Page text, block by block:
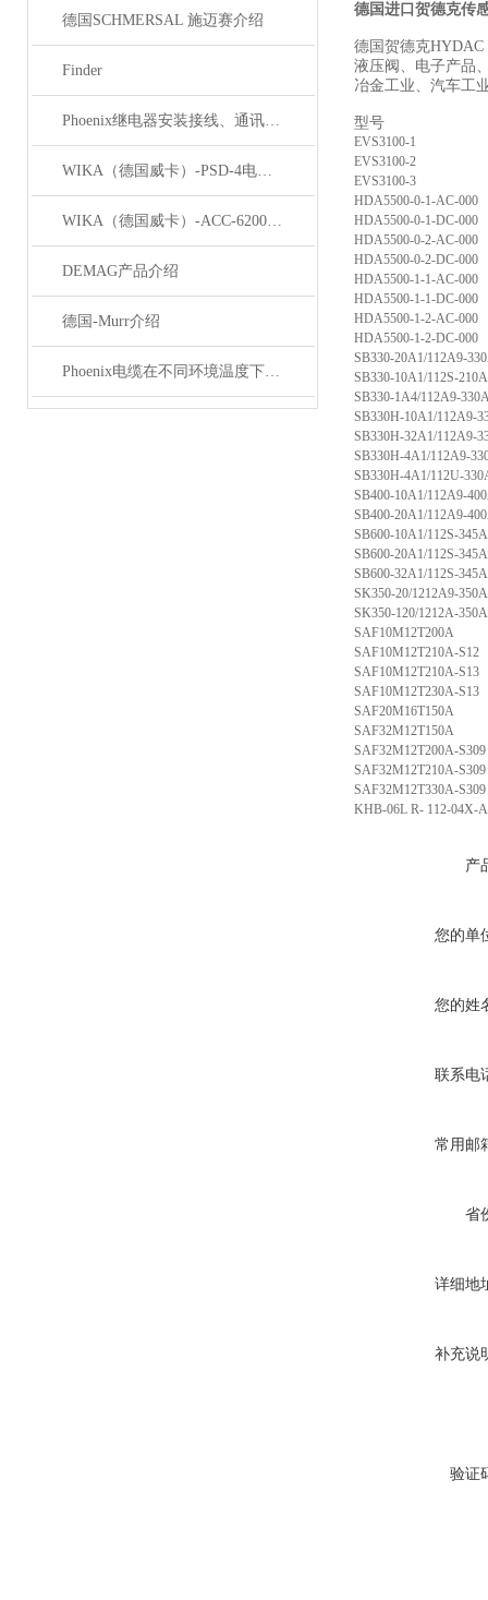
德国SCHMERSAL 施迈赛介绍
Finder
Phoenix继电器安装接线、通讯集成与故障诊断指南
WIKA（德国威卡）-PSD-4电子压力开关
WIKA（德国威卡）-ACC-6200系列压力变送器简介
DEMAG产品介绍
德国-Murr介绍
Phoenix电缆在不同环境温度下的性能表现如何？
德国进口贺德克传
德国贺德克HYDAC
液压阀、电子产品
冶金工业、汽车工
型号
EVS3100-1
EVS3100-2
EVS3100-3
HDA5500-0-1-AC-000
HDA5500-0-1-DC-000
HDA5500-0-2-AC-000
HDA5500-0-2-DC-000
HDA5500-1-1-AC-000
HDA5500-1-1-DC-000
HDA5500-1-2-AC-000
HDA5500-1-2-DC-000
SB330-20A1/112A9-
SB330-10A1/112S-210A
SB330-1A4/112A9-
SB330H-10A1/112A9-
SB330H-32A1/112A9-
SB330H-4A1/112A9-
SB330H-4A1/112U-
SB400-10A1/112A9-
SB400-20A1/112A9-
SB600-10A1/112S-345A
SB600-20A1/112S-345A
SB600-32A1/112S-345A
SK350-20/1212A9-
SK350-120/1212A-
SAF10M12T200A
SAF10M12T210A-S12
SAF10M12T210A-S13
SAF10M12T230A-S13
SAF20M16T150A
SAF32M12T150A
SAF32M12T200A-S309
SAF32M12T210A-S309
SAF32M12T330A-S309
KHB-06L R- 112-04X-
产
您的单
您的姓
联系电
常用邮
省
详细地
补充说
验证